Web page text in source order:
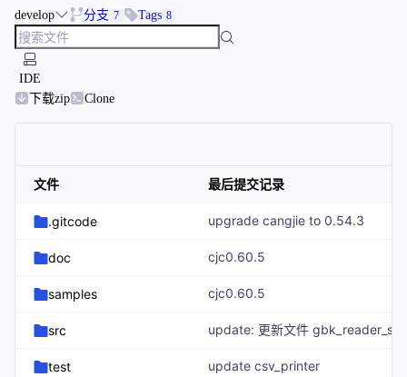
develop 分支 7 Tags 8
IDE
下载zip
Clone
文件 最后提交记录
.gitcode upgrade cangjie to 0.54.3
doc cjc0.60.5
samples cjc0.60.5
src
test update csv_printer